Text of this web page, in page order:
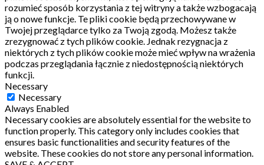
rozumieć sposób korzystania z tej witryny a także wzbogacają
ją o nowe funkcje. Te pliki cookie będą przechowywane w
Twojej przeglądarce tylko za Twoją zgodą. Możesz także
zrezygnować z tych plików cookie. Jednak rezygnacja z
niektórych z tych plików cookie może mieć wpływ na wrażenia
podczas przeglądania łącznie z niedostępnością niektórych
funkcji.
Necessary
Necessary
Always Enabled
Necessary cookies are absolutely essential for the website to
function properly. This category only includes cookies that
ensures basic functionalities and security features of the
website. These cookies do not store any personal information.